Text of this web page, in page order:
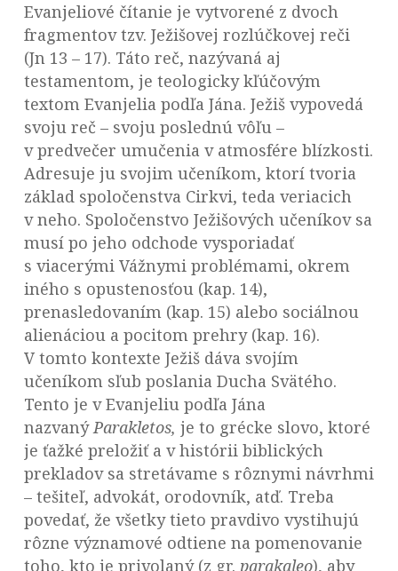
Evanjeliové čítanie je vytvorené z dvoch
fragmentov tzv. Ježišovej rozlúčkovej reči
(Jn 13 – 17). Táto reč, nazývaná aj
testamentom, je teologicky kľúčovým
textom Evanjelia podľa Jána. Ježiš vypovedá
svoju reč – svoju poslednú vôľu –
v predvečer umučenia v atmosfére blízkosti.
Adresuje ju svojim učeníkom, ktorí tvoria
základ spoločenstva Cirkvi, teda veriacich
v neho. Spoločenstvo Ježišových učeníkov sa
musí po jeho odchode vysporiadať
s viacerými Vážnymi problémami, okrem
iného s opustenosťou (kap. 14),
prenasledovaním (kap. 15) alebo sociálnou
alienáciou a pocitom prehry (kap. 16).
V tomto kontexte Ježiš dáva svojím
učeníkom sľub poslania Ducha Svätého.
Tento je v Evanjeliu podľa Jána
nazvanýParakletos, je to grécke slovo, ktoré
je ťažké preložiť a v histórii biblických
prekladov sa stretávame s rôznymi návrhmi
– tešiteľ, advokát, orodovník, atď. Treba
povedať, že všetky tieto pravdivo vystihujú
rôzne významové odtiene na pomenovanie
toho, kto je privolaný (z gr. parakaleo), aby